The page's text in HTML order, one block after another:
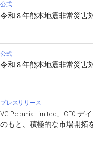
公式
令和８年熊本地震非常災害
公式
令和８年熊本地震非常災害
プレスリリース
VG Pecunia Limited、CEO デ
のもと、積極的な市場開拓